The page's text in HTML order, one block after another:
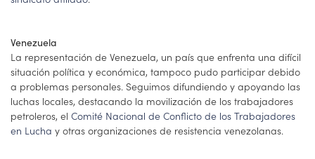
Venezuela
La representación de Venezuela, un país que enfrenta una difícil
situación política y económica, tampoco pudo participar debido
a problemas personales. Seguimos difundiendo y apoyando las
luchas locales, destacando la movilización de los trabajadores
petroleros, el Comité Nacional de Conflicto de los Trabajadores
en Lucha y otras organizaciones de resistencia venezolanas.